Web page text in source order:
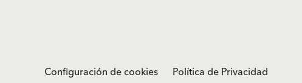
Configuración de cookies Política de Privacidad